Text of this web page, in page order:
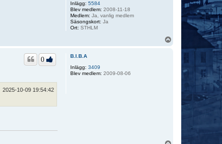
Inlägg: 5584
Blev medlem: 2008-11-18
Medlem: Ja, vanlig medlem
Säsongskort: Ja
Ort: STHLM
B.I.B.A
Inlägg: 3409
Blev medlem: 2009-08-06
0
2025-10-09 19:54:42